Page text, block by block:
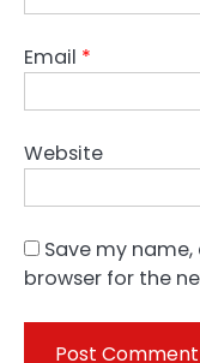
Email *
Website
Save my
browser for the